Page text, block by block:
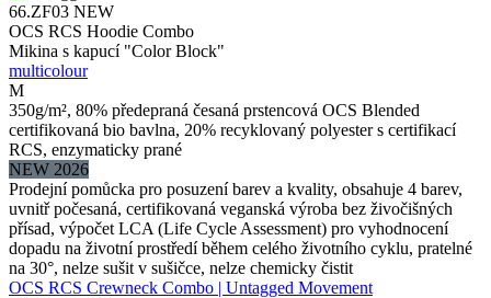
66.ZF03 NEW
OCS RCS Hoodie Combo
Mikina s kapucí "Color Block"
multicolour
M
350g/m², 80% předepraná česaná prstencová OCS Blended
certifikovaná bio bavlna, 20% recyklovaný polyester s certifikací
RCS, enzymaticky prané
NEW 2026
Prodejní pomůcka pro posuzení barev a kvality, obsahuje 4 barev,
uvnitř počesaná, certifikovaná veganská výroba bez živočišných
přísad, výpočet LCA (Life Cycle Assessment) pro vyhodnocení
dopadu na životní prostředí během celého životního cyklu, pratelné
na 30°, nelze sušit v sušičce, nelze chemicky čistit
OCS RCS Crewneck Combo | Untagged Movement